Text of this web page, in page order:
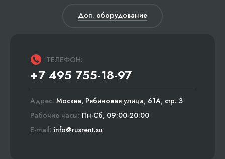
Доп. оборудование
ТЕЛЕФОН:
+7 495 755-18-97
Адрес: Москва, Рябиновая улица, 61А, стр. 3
Рабочие часы: Пн-Сб, 09:00-20:00
E-mail: info@rusrent.su